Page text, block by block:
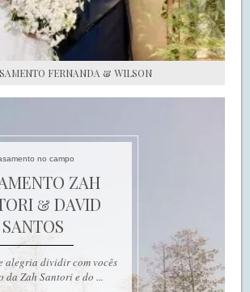
FERNANDA & WILSON
no campo
ZAH
& DAVID
SANTOS
alegria dividir com vocês
da Zah Santori e do ...